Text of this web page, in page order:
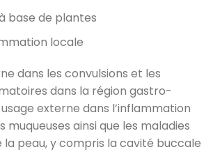
base de plantes
locale
dans les convulsions et les
dans la région gastro-
externe dans l’inflammation
muqueuses ainsi que les maladies
peau, y compris la cavité buccale